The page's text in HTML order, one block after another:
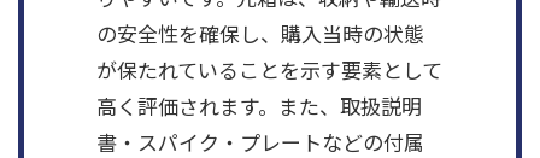
の安全性を確保し、購入当時の状態
が保たれていることを示す要素として
高く評価されます。また、取扱説明
書・スパイク・プレートなどの付属